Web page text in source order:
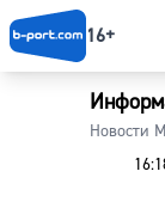
16+
Новости
Главная